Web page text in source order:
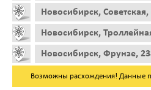
Новосибирск,
Новосибирск,
Новосибирск, Фрунзе,
Возможны расхождения! Данные